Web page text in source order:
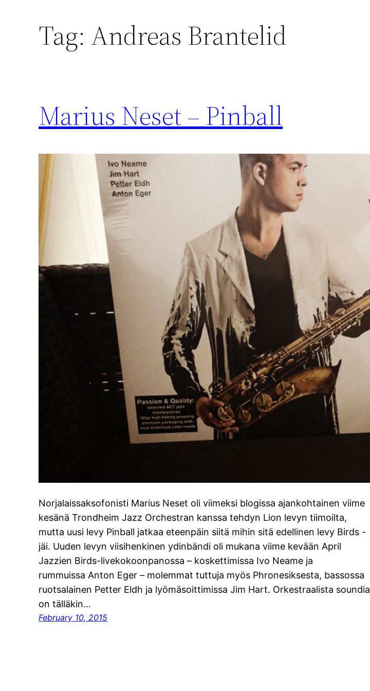
Tag: Andreas Brantelid
Marius Neset – Pinball
Norjalaissaksofonisti Marius Neset oli viimeksi blogissa ajankohtainen viime
kesänä Trondheim Jazz Orchestran kanssa tehdyn Lion levyn tiimoilta,
mutta uusi levy Pinball jatkaa eteenpäin siitä mihin sitä edellinen levy Birds -
jäi. Uuden levyn viisihenkinen ydinbändi oli mukana viime kevään April
Jazzien Birds-livekokoonpanossa – koskettimissa Ivo Neame ja
rummuissa Anton Eger – molemmat tuttuja myös Phronesiksesta, bassossa
ruotsalainen Petter Eldh ja lyömäsoittimissa Jim Hart. Orkestraalista soundia
on tälläkin…
February 10, 2015